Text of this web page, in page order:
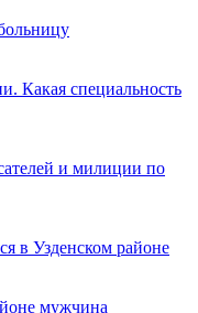
Какая специальность
и милиции по
в Узденском районе
мужчина